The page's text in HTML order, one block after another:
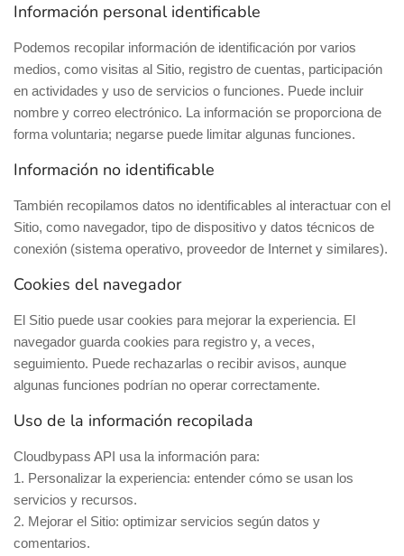
Información personal identificable
Podemos recopilar información de identificación por varios
medios, como visitas al Sitio, registro de cuentas, participación
en actividades y uso de servicios o funciones. Puede incluir
nombre y correo electrónico. La información se proporciona de
forma voluntaria; negarse puede limitar algunas funciones.
Información no identificable
También recopilamos datos no identificables al interactuar con el
Sitio, como navegador, tipo de dispositivo y datos técnicos de
conexión (sistema operativo, proveedor de Internet y similares).
Cookies del navegador
El Sitio puede usar cookies para mejorar la experiencia. El
navegador guarda cookies para registro y, a veces,
seguimiento. Puede rechazarlas o recibir avisos, aunque
algunas funciones podrían no operar correctamente.
Uso de la información recopilada
Cloudbypass API usa la información para:
1. Personalizar la experiencia: entender cómo se usan los
servicios y recursos.
2. Mejorar el Sitio: optimizar servicios según datos y
comentarios.